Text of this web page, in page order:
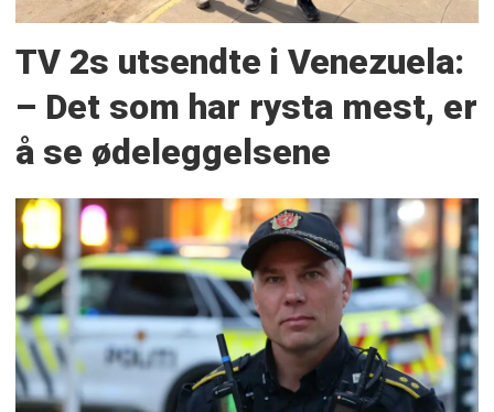
TV 2s utsendte i Venezuela:
– Det som har rysta mest, er
å se ødeleggelsene